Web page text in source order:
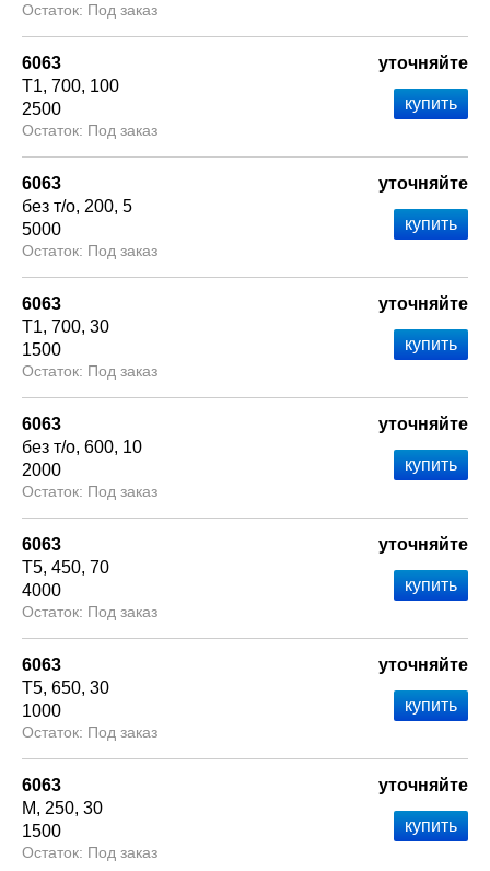
Под заказ
6063
Т1 700 100
2500
Под заказ
уточняйте
6063
без т/о 200 5
5000
Под заказ
уточняйте
6063
Т1 700 30
1500
Под заказ
уточняйте
6063
без т/о 600 10
2000
Под заказ
уточняйте
6063
Т5 450 70
4000
Под заказ
уточняйте
6063
Т5 650 30
1000
Под заказ
уточняйте
6063
М
250 30
1500
Под заказ
уточняйте